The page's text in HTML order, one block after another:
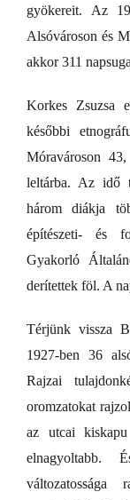
gyökereit. Az
Alsóvároson és
akkor 311
Korkes Zsuzsa
későbbi
Móravároson
leltárba. Az idő
három diákja
építészeti- és
Gyakorló
derítettek föl. A
Térjünk vissza
1927-ben 36
Rajzai
oromzatokat
az utcai
elnagyoltabb.